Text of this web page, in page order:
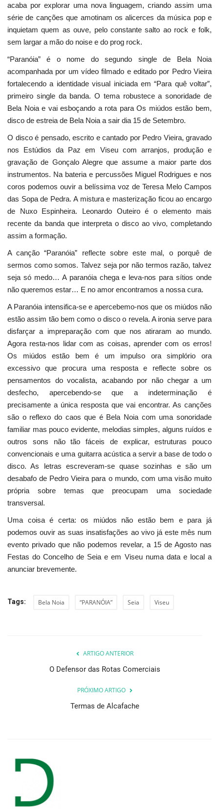
acaba por explorar uma nova linguagem, criando assim uma
série de canções que amotinam os alicerces da música pop e
inquietam quem as ouve, pelo constante salto ao rock e folk,
sem largar a mão do noise e do prog rock.
“Paranóia” é o nome do segundo single de Bela Noia
acompanhada por um vídeo filmado e editado por Pedro Vieira
fortalecendo a identidade visual iniciada em “Para quê voltar”,
primeiro single da banda. O tema robustece a sonoridade de
Bela Noia e vai esboçando a rota para Os miúdos estão bem,
disco de estreia de Bela Noia a sair dia 15 de Setembro.
O disco é pensado, escrito e cantado por Pedro Vieira, gravado
nos Estúdios da Paz em Viseu com arranjos, produção e
gravação de Gonçalo Alegre que assume a maior parte dos
instrumentos. Na bateria e percussões Miguel Rodrigues e nos
coros podemos ouvir a belíssima voz de Teresa Melo Campos
das Sopa de Pedra. A mistura e masterização ficou ao encargo
de Nuxo Espinheira. Leonardo Outeiro é o elemento mais
recente da banda que interpreta o disco ao vivo, completando
assim a formação.
A canção “Paranóia” reflecte sobre este mal, o porquê de
sermos como somos. Talvez seja por não termos razão, talvez
seja só medo… A paranóia chega e leva-nos para sítios onde
não queremos estar… E no amor encontramos a nossa cura.
A Paranóia intensifica-se e apercebemo-nos que os miúdos não
estão assim tão bem como o disco o revela. A ironia serve para
disfarçar a impreparação com que nos atiraram ao mundo.
Agora resta-nos lidar com as coisas, aprender com os erros!
Os miúdos estão bem é um impulso ora simplório ora
excessivo que procura uma resposta e reflecte sobre os
pensamentos do vocalista, acabando por não chegar a um
desfecho, apercebendo-se que a indeterminação é
precisamente a única resposta que vai encontrar. As canções
são o reflexo do caos que é Bela Noia com uma sonoridade
familiar mas pouco evidente, melodias simples, alguns ruídos e
outros sons não tão fáceis de explicar, estruturas pouco
convencionais e uma guitarra acústica a servir a base de todo o
disco. As letras escreveram-se quase sozinhas e são um
desabafo de Pedro Vieira para o mundo, com uma visão muito
própria sobre temas que preocupam uma sociedade
transversal.
Uma coisa é certa: os miúdos não estão bem e para já
podemos ouvir as suas insatisfações ao vivo já este mês num
evento privado que não podemos revelar, a 15 de Agosto nas
Festas do Concelho de Seia e em Viseu numa data e local a
anunciar brevemente.
Tags: Bela Noia “PARANÓIA” Seia Viseu
ARTIGO ANTERIOR
O Defensor das Rotas Comerciais
PRÓXIMO ARTIGO
Termas de Alcafache